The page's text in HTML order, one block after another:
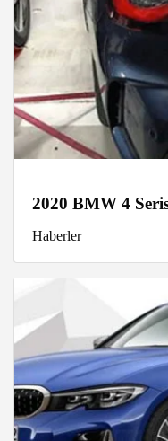
2020 BMW 4
Haberler